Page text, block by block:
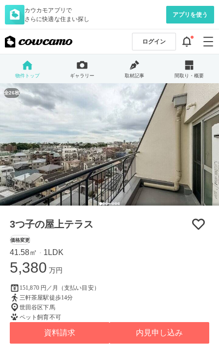
カウカモアプリで
さらに快適な住まい探し
アプリを使う
ログイン
物件トップ ギャラリー 取材記事 間取り・概要
全26枚
3つ子の屋上テラス
価格変更
41.58㎡ ・ 1LDK
5,380 万円
151,870 円／月（支払い目安）
三軒茶屋駅徒歩14分
世田谷区下馬
ペット飼育不可
資料請求 内見申し込み